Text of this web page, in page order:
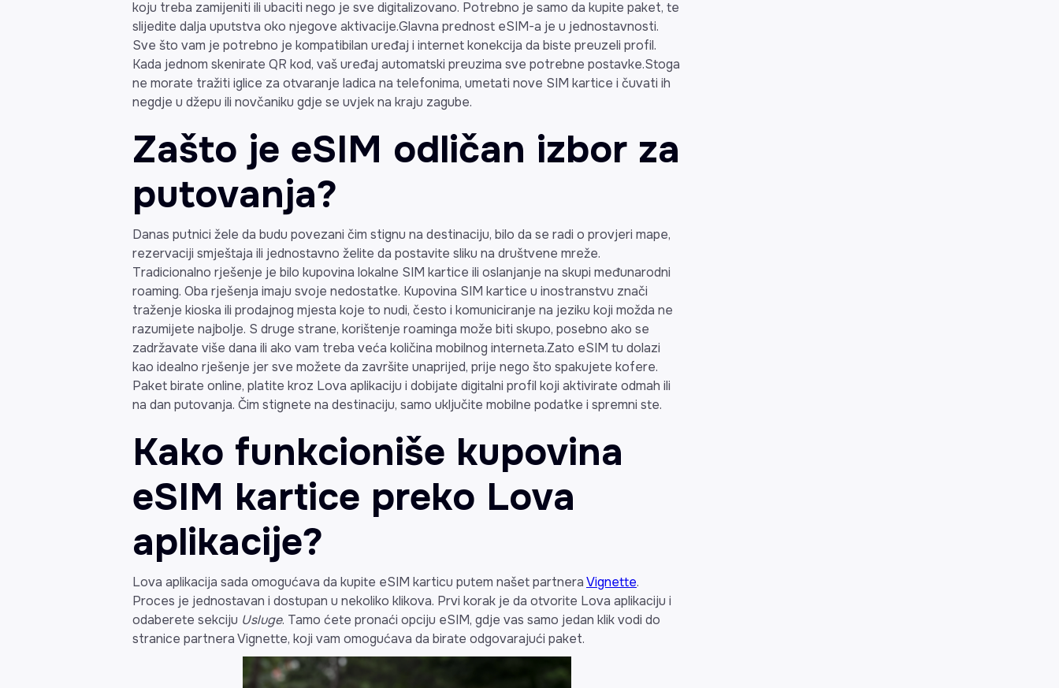
koju treba zamijeniti ili ubaciti nego je sve digitalizovano. Potrebno je samo da kupite paket, te
slijedite dalja uputstva oko njegove aktivacije.Glavna prednost eSIM-a je u jednostavnosti.
Sve što vam je potrebno je kompatibilan uređaj i internet konekcija da biste preuzeli profil.
Kada jednom skenirate QR kod, vaš uređaj automatski preuzima sve potrebne postavke.Stoga
ne morate tražiti iglice za otvaranje ladica na telefonima, umetati nove SIM kartice i čuvati ih
negdje u džepu ili novčaniku gdje se uvjek na kraju zagube.
Zašto je eSIM odličan izbor za
putovanja?
Danas putnici žele da budu povezani čim stignu na destinaciju, bilo da se radi o provjeri mape,
rezervaciji smještaja ili jednostavno želite da postavite sliku na društvene mreže.
Tradicionalno rješenje je bilo kupovina lokalne SIM kartice ili oslanjanje na skupi međunarodni
roaming. Oba rješenja imaju svoje nedostatke. Kupovina SIM kartice u inostranstvu znači
traženje kioska ili prodajnog mjesta koje to nudi, često i komuniciranje na jeziku koji možda ne
razumijete najbolje. S druge strane, korištenje roaminga može biti skupo, posebno ako se
zadržavate više dana ili ako vam treba veća količina mobilnog interneta.Zato eSIM tu dolazi
kao idealno rješenje jer sve možete da završite unaprijed, prije nego što spakujete kofere.
Paket birate online, platite kroz Lova aplikaciju i dobijate digitalni profil koji aktivirate odmah ili
na dan putovanja. Čim stignete na destinaciju, samo uključite mobilne podatke i spremni ste.
Kako funkcioniše kupovina
eSIM kartice preko Lova
aplikacije?
Lova aplikacija sada omogućava da kupite eSIM karticu putem našet partneraVignette.
Proces je jednostavan i dostupan u nekoliko klikova. Prvi korak je da otvorite Lova aplikaciju i
odaberete sekciju Usluge. Tamo ćete pronaći opciju eSIM, gdje vas samo jedan klik vodi do
stranice partnera Vignette, koji vam omogućava da birate odgovarajući paket.